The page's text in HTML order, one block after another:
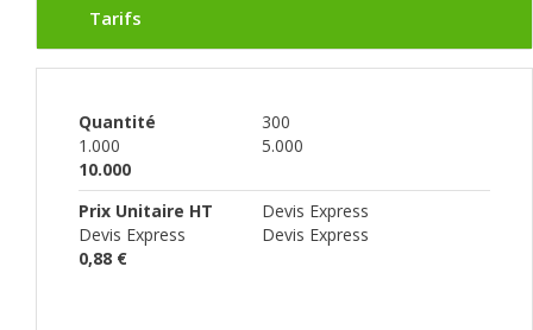
Tarifs
Quantité
300
1.000
5.000
10.000
Prix Unitaire HT
Devis Express
Devis Express
Devis Express
0,88 €